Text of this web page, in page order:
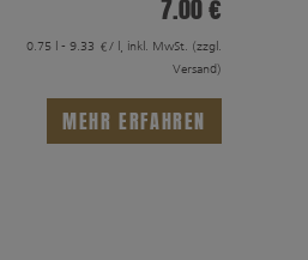
7.00 €
0.75 l - 9.33 €/ l, inkl. MwSt. (zzgl.
Versand)
MEHR ERFAHREN